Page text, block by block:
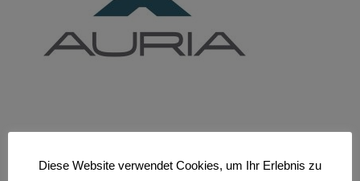
Diese Website verwendet Cookies, um Ihr Erlebnis zu